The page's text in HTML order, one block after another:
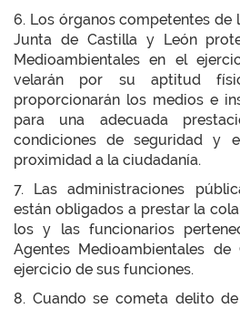
6. Los órganos competentes de
Junta de Castilla y León
Medioambientales en el
velarán por su aptitud
proporcionarán los medios e
para una adecuada
condiciones de seguridad y
proximidad a la ciudadanía.
7. Las administraciones
están obligados a prestar la
los y las funcionarios
Agentes Medioambientales
ejercicio de sus funciones.
8. Cuando se cometa delito